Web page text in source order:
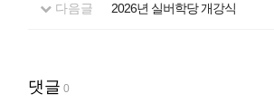
다음글 2026년 실버학당 개강식
댓글 0